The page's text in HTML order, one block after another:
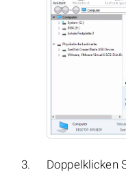
Doppelklicken